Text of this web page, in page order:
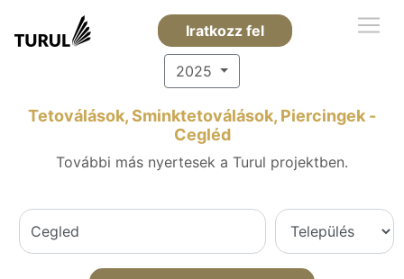
Iratkozz fel
2025
Tetoválások, Sminktetoválások, Piercingek -
Cegléd
További más nyertesek a Turul projektben.